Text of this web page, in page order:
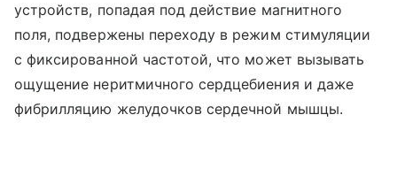
устройств, попадая под действие магнитного
поля, подвержены переходу в режим стимуляции
с фиксированной частотой, что может вызывать
ощущение неритмичного сердцебиения и даже
фибрилляцию желудочков сердечной мышцы.